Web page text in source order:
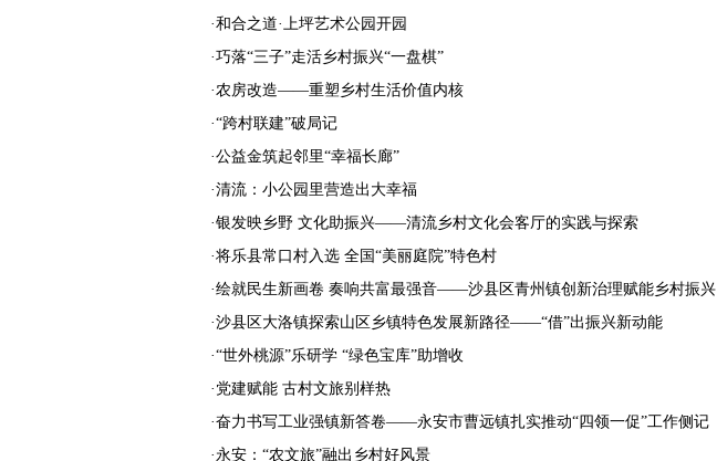
·和合之道·上坪艺术公园开园
·巧落“三子”走活乡村振兴“一盘棋”
·农房改造——重塑乡村生活价值内核
·“跨村联建”破局记
·公益金筑起邻里“幸福长廊”
·清流：小公园里营造出大幸福
·银发映乡野 文化助振兴——清流乡村文化会客厅的实践与探索
·将乐县常口村入选 全国“美丽庭院”特色村
·绘就民生新画卷 奏响共富最强音——沙县区青州镇创新治理赋能乡村振兴
·沙县区大洛镇探索山区乡镇特色发展新路径——“借”出振兴新动能
·“世外桃源”乐研学 “绿色宝库”助增收
· 党建赋能 古村文旅别样热
·奋力书写工业强镇新答卷——永安市曹远镇扎实推动“四领一促”工作侧记
· 永安：“农文旅”融出乡村好风景